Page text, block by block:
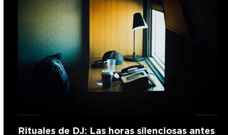
Rituales de DJ: Las horas silenciosas antes